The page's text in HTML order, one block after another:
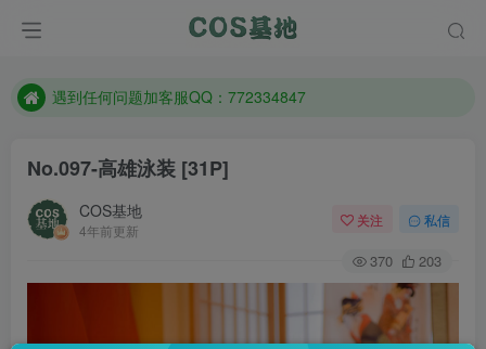
防失联：百度搜索《一七天佳》，实时查看最新站点。
遇到任何问题加客服QQ：772334847
No.097-高雄泳装 [31P]
COS基地
4年前更新
关注 私信
370 203